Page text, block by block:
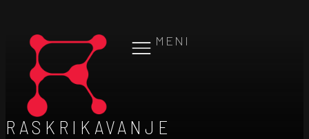
MENI
RASKRIKAVANJE